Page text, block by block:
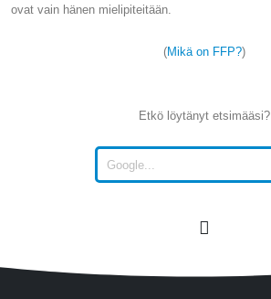
ovat vain hänen mielipiteitään.
(Mikä on FFP?)
Etkö löytänyt etsimääsi?